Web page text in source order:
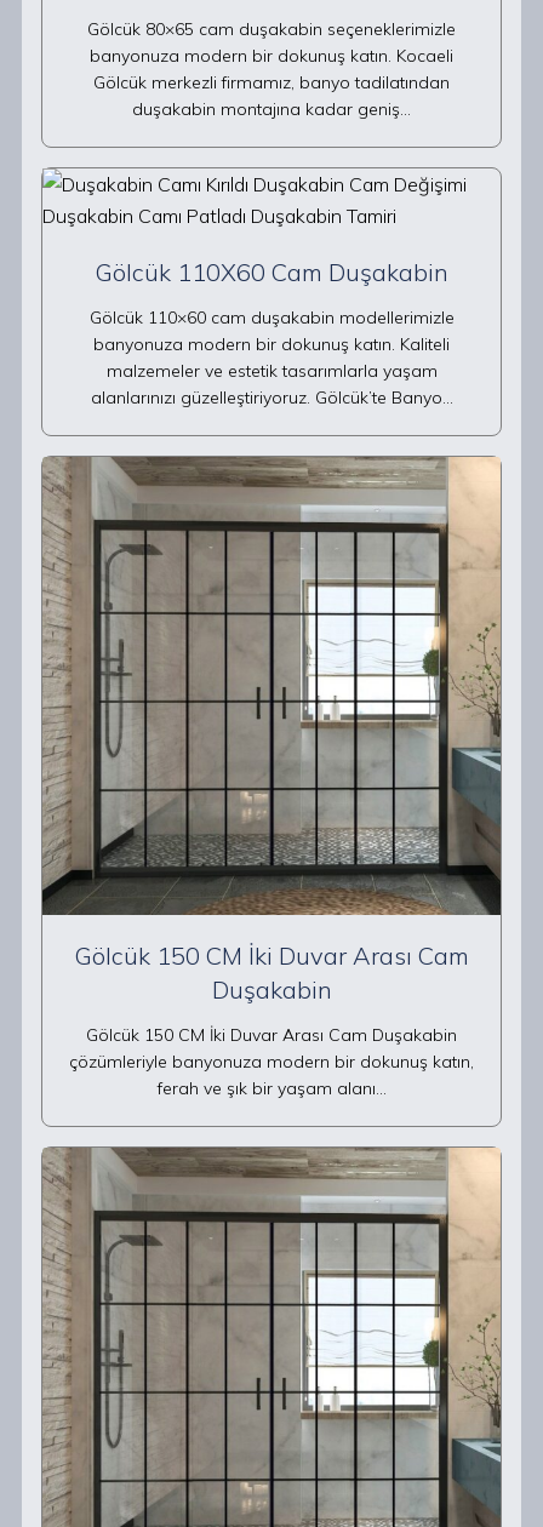
Gölcük 80×65 cam duşakabin seçeneklerimizle
banyonuza modern bir dokunuş katın. Kocaeli
Gölcük merkezli firmamız, banyo tadilatından
duşakabin montajına kadar geniş…
Gölcük 110X60 Cam Duşakabin
Gölcük 110×60 cam duşakabin modellerimizle
banyonuza modern bir dokunuş katın. Kaliteli
malzemeler ve estetik tasarımlarla yaşam
alanlarınızı güzelleştiriyoruz. Gölcük’te Banyo…
Gölcük 150 CM İki Duvar Arası Cam
Duşakabin
Gölcük 150 CM İki Duvar Arası Cam Duşakabin
çözümleriyle banyonuza modern bir dokunuş katın,
ferah ve şık bir yaşam alanı…